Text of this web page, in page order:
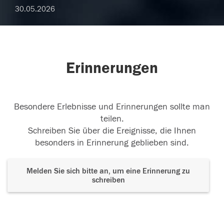
30.05.2026
Erinnerungen
Besondere Erlebnisse und Erinnerungen sollte man
teilen.
Schreiben Sie über die Ereignisse, die Ihnen
besonders in Erinnerung geblieben sind.
Melden Sie sich bitte an, um eine Erinnerung zu
schreiben